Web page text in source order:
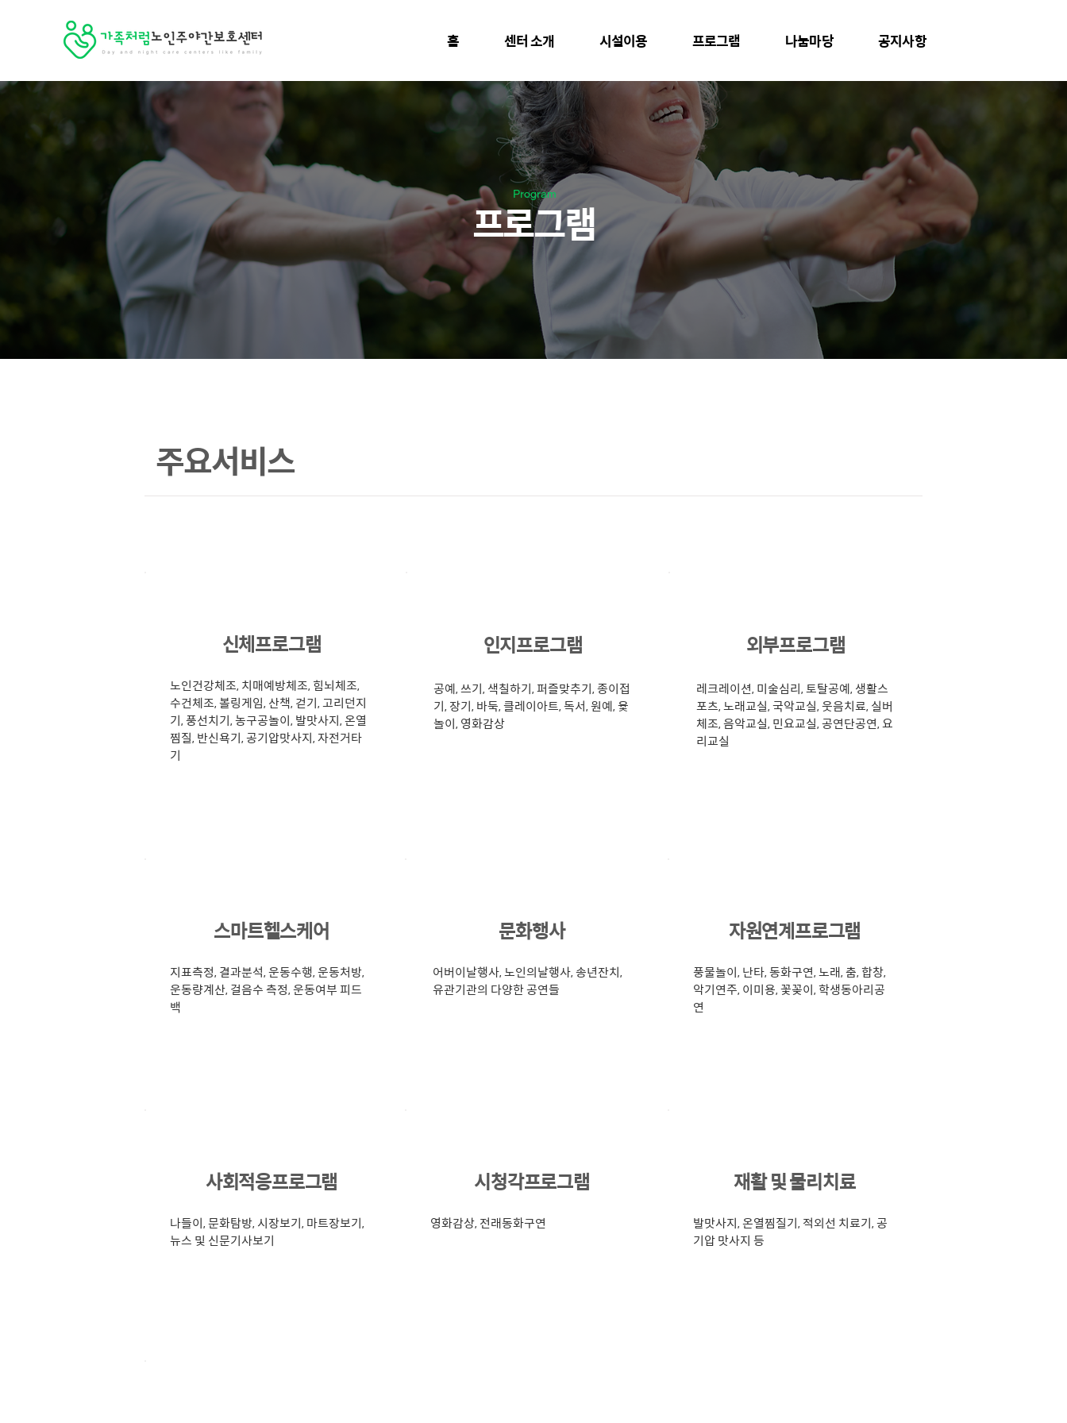
홈 센터 소개 시설이용 프로그램 나눔마당 공지사항
Program
프로그램
주요서비스
신체프로그램
노인건강체조, 치매예방체조, 힘뇌체조,
수건체조, 볼링게임, 산책, 걷기, 고리던지
기, 풍선치기, 농구공놀이, 발맛사지, 온열
찜질, 반신욕기, 공기압맛사지, 자전거타
기
인지프로그램
공예, 쓰기, 색칠하기, 퍼즐맞추기, 종이접
기, 장기, 바둑, 클레이아트, 독서, 원예, 윷
놀이, 영화감상
외부프로그램
레크레이션, 미술심리, 토탈공예, 생활스
포츠, 노래교실, 국악교실, 웃음치료, 실버
체조, 음악교실, 민요교실, 공연단공연, 요
리교실
문화행사
어버이날행사, 노인의날행사, 송년잔치,
유관기관의 다양한 공연들
자원연계프로그램
풍물놀이, 난타, 동화구연, 노래, 춤, 합창,
악기연주, 이미용, 꽃꽂이, 학생동아리공
연
사회적응프로그램
나들이, 문화탐방, 시장보기, 마트장보기,
뉴스 및 신문기사보기
시청각프로그램
영화감상, 전래동화구연
재활 및 물리치료
발맛사지, 온열찜질기, 적외선 치료기, 공
기압 맛사지 등
스마트헬스케어
지표측정, 결과분석, 운동수행, 운동처방,
운동량계산, 걸음수 측정, 운동여부 피드
백